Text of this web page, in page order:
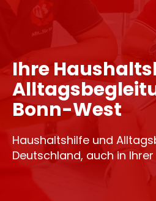
Ihre
Bonn-West
Haushaltshilfe und
Deutschland, auch in